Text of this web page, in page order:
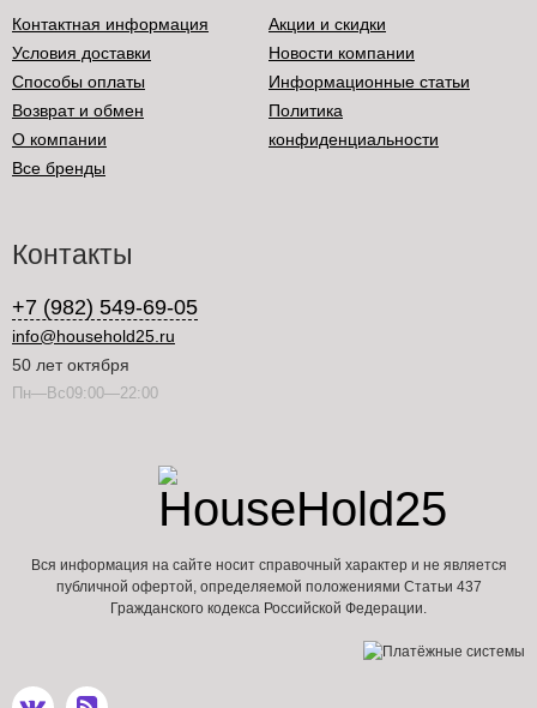
Контактная информация
Условия доставки
Способы оплаты
Возврат и обмен
О компании
Все бренды
Акции и скидки
Новости компании
Информационные статьи
Политика
конфиденциальности
Контакты
+7 (982) 549-69-05
info@household25.ru
50 лет октября
Пн—Вс09:00—22:00
Вся информация на сайте носит справочный характер и не является
публичной офертой, определяемой положениями Статьи 437
Гражданского кодекса Российской Федерации.